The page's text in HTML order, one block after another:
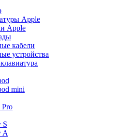
Apple
Apple
кабели
устройства
mini
Pro
S
A